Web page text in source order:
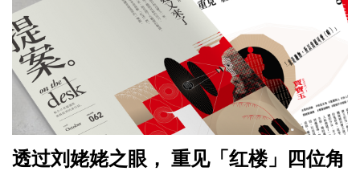
透过刘姥姥之眼， 重见「红楼」四位角